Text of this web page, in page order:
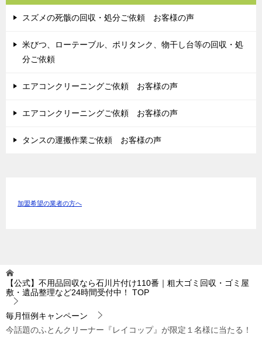
スズメの死骸の回収・処分ご依頼 お客様の声
米びつ、ローテーブル、ポリタンク、物干し台等の回収・処
分ご依頼
エアコンクリーニングご依頼 お客様の声
エアコンクリーニングご依頼 お客様の声
タンスの運搬作業ご依頼 お客様の声
加盟希望の業者の方へ
【公式】不用品回収なら石川片付け110番｜粗大ゴミ回収・ゴミ屋
敷・遺品整理など24時間受付中！
TOP
毎月恒例キャンペーン
今話題のふとんクリーナー『レイコップ』が限定１名様に当たる！